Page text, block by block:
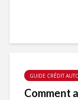
GUIDE CRÉDIT
Comment